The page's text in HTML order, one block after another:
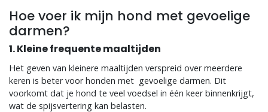
Hoe voer ik mijn hond met gevoelige
darmen?
1. Kleine frequente maaltijden
Het geven van kleinere maaltijden verspreid over meerdere
keren is beter voor honden met gevoelige darmen. Dit
voorkomt dat je hond te veel voedsel in één keer binnenkrijgt,
wat de spijsvertering kan belasten.